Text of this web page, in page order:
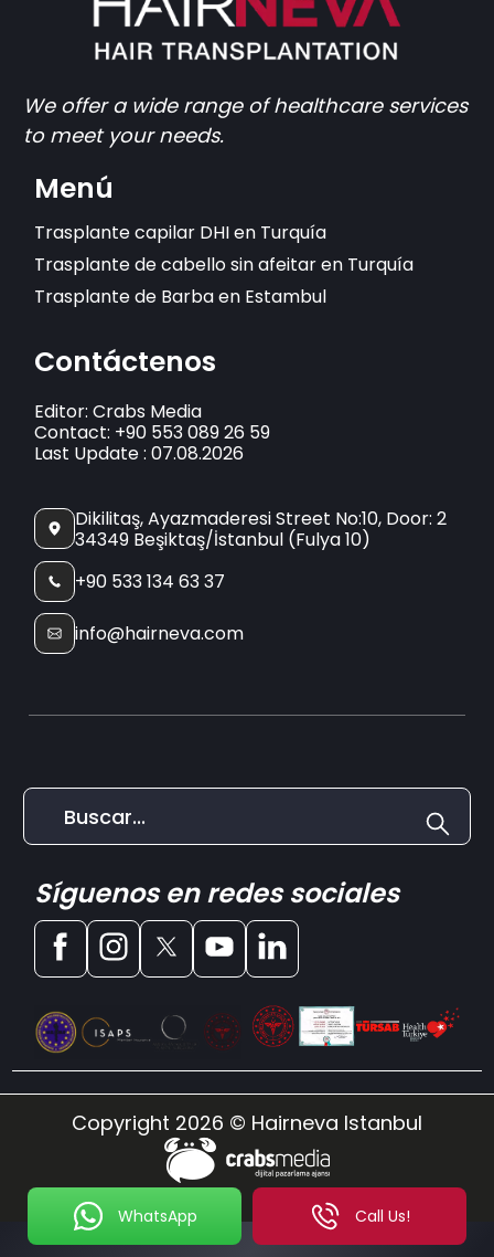
WhatsApp Call Us!
We offer a wide range of healthcare services
to meet your needs.
Menú
Trasplante capilar DHI en Turquía
Trasplante de cabello sin afeitar en Turquía
Trasplante de Barba en Estambul
Contáctenos
Editor: Crabs Media
Contact: +90 553 089 26 59
Last Update : 07.08.2026
Dikilitaş, Ayazmaderesi Street No:10, Door: 2
34349 Beşiktaş/İstanbul (Fulya 10)
+90 533 134 63 37
info@hairneva.com
Síguenos en redes sociales
Copyright 2026 © Hairneva Istanbul